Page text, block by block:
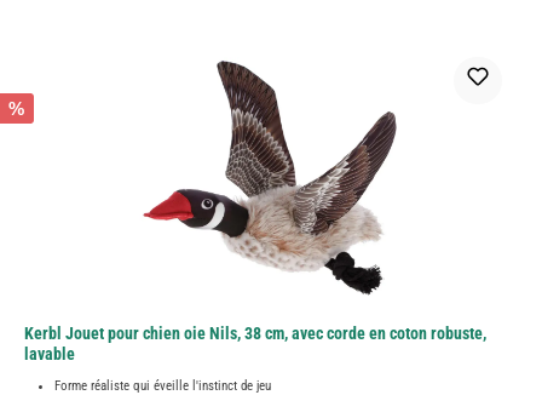
%
Kerbl Jouet pour chien oie Nils, 38 cm, avec corde en coton robuste,
lavable
Forme réaliste qui éveille l'instinct de jeu